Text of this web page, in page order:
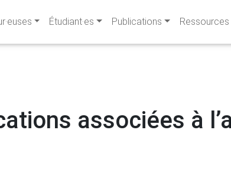
Étudiant·es Publications Ressources
associées à